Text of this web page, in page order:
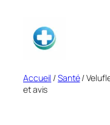
contenu
Accueil /Santé/
et avis